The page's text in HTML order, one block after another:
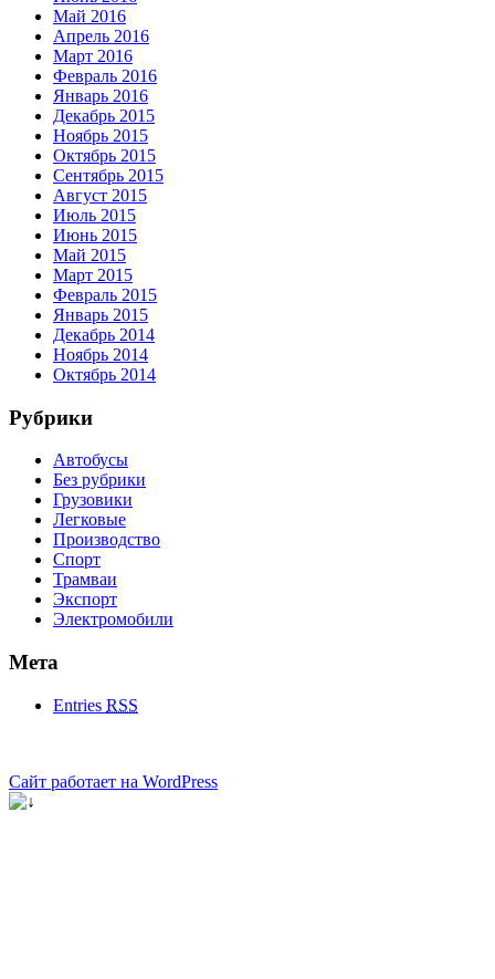
Май 2016
Апрель 2016
Март 2016
Февраль 2016
Январь 2016
Декабрь 2015
Ноябрь 2015
Октябрь 2015
Сентябрь 2015
Август 2015
Июль 2015
Июнь 2015
Май 2015
Март 2015
Февраль 2015
Январь 2015
Декабрь 2014
Ноябрь 2014
Октябрь 2014
Рубрики
Автобусы
Без рубрики
Грузовики
Легковые
Производство
Спорт
Трамваи
Экспорт
Электромобили
Мета
Entries RSS
Сайт работает на WordPress